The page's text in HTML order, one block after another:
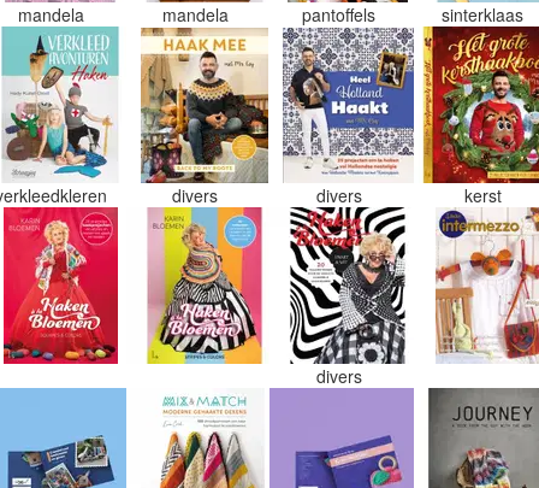
mandela mandela pantoffels sinterklaas
divers divers kerst
divers